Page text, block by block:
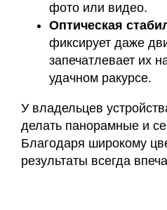
фото или видео.
Оптическая
фиксирует даже
запечатлевает их
удачном ракурсе.
У владельцев
делать панорамные и
Благодаря широкому
результаты всегда